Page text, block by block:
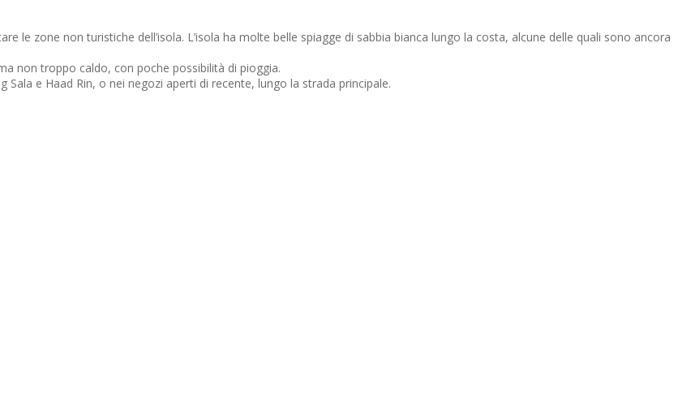
zone non turistiche dell’isola. L’isola ha molte belle spiagge di sabbia bianca lungo la costa, alcune delle quali sono ancora
non troppo caldo, con poche possibilità di pioggia.
e Haad Rin, o nei negozi aperti di recente, lungo la strada principale.